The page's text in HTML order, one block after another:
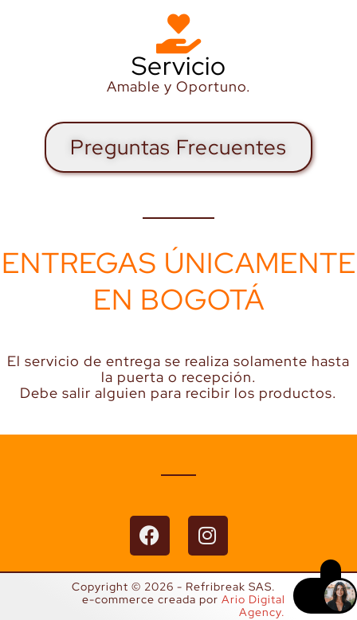
Servicio
Amable y Oportuno.
Preguntas Frecuentes
ENTREGAS ÚNICAMENTE
EN BOGOTÁ
El servicio de entrega se realiza solamente hasta
la puerta o recepción.
Debe salir alguien para recibir los productos.
F
a
c
e
b
I
n
s
t
a
Copyright © 2026 - Refribreak SAS.
e-commerce creada porArio Digital
Agency.